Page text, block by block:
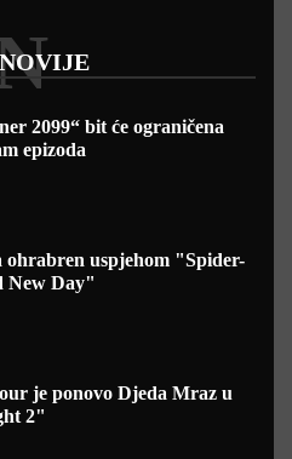
2099“ bit će ograničena
epizoda
ohrabren uspjehom "Spider-
New Day"
je ponovo Djeda Mraz u
2"